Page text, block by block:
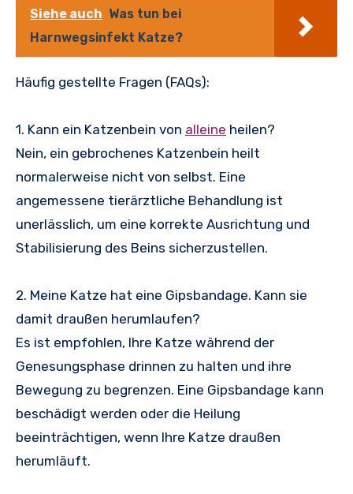
Siehe auch Was tun bei
Harnwegsinfekt Katze?
Häufig gestellte Fragen (FAQs):
1. Kann ein Katzenbein von alleine heilen?
Nein, ein gebrochenes Katzenbein heilt
normalerweise nicht von selbst. Eine
angemessene tierärztliche Behandlung ist
unerlässlich, um eine korrekte Ausrichtung und
Stabilisierung des Beins sicherzustellen.
2. Meine Katze hat eine Gipsbandage. Kann sie
damit draußen herumlaufen?
Es ist empfohlen, Ihre Katze während der
Genesungsphase drinnen zu halten und ihre
Bewegung zu begrenzen. Eine Gipsbandage kann
beschädigt werden oder die Heilung
beeinträchtigen, wenn Ihre Katze draußen
herumläuft.